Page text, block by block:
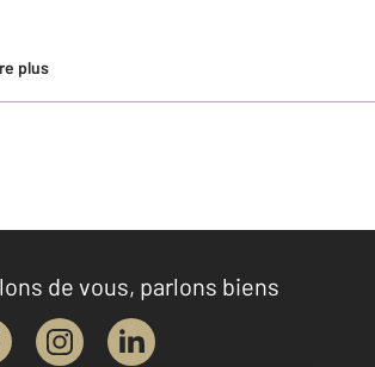
plus
de vous, parlons biens